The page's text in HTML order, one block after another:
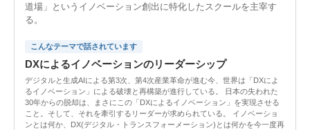
道場」というイノベーション創出に特化したスクールを主宰す
る。
こんなテーマで話されています
DXによるイノベーションのリーダーシップ
デジタルと生成AIによる第3次、第4次産業革命が進む今、世界は「DXによ
るイノベーション」による破壊と再構築が進行している。 日本の失われた
30年からの脱却は、まさにこの「DXによるイノベーション」を実現させる
こと。そして、それを牽引するリーダーが求められている。 イノベーショ
ンとは何か、DX(デジタル・トランスフォーメーション)とは何かを今一度再